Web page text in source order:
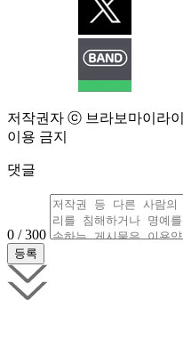
저작권자 ⓒ 브라보마이라
이용 금지
댓글
0 / 300